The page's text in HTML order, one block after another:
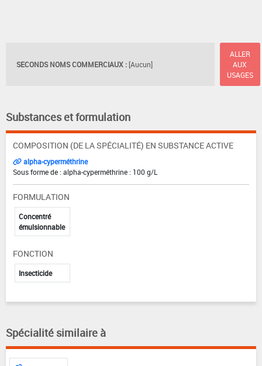
SECONDS NOMS COMMERCIAUX : [Aucun]
ALLER
AUX
USAGES
Substances et formulation
COMPOSITION (DE LA SPÉCIALITÉ) EN SUBSTANCE ACTIVE
alpha-cyperméthrine
Sous forme de : alpha-cyperméthrine : 100 g/L
FORMULATION
Concentré
émulsionnable
FONCTION
Insecticide
Spécialité similaire à